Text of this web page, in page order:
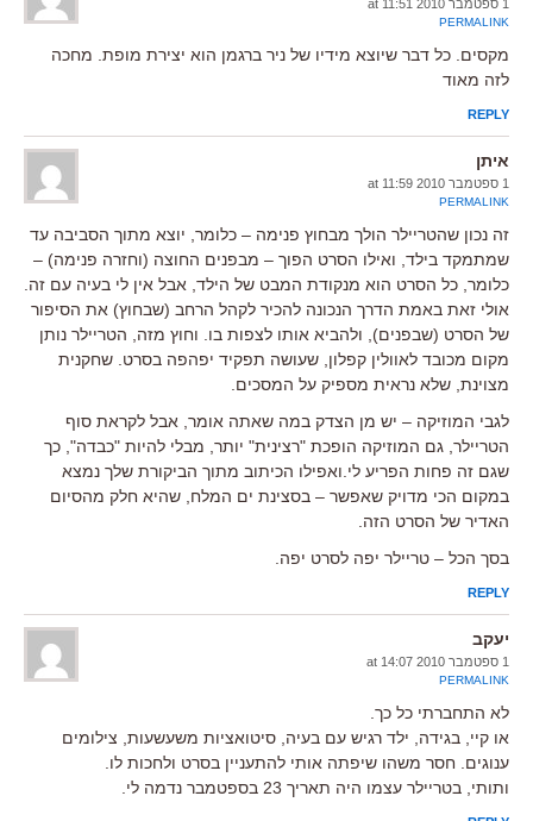
1 ספטמבר 2010 at 11:51
PERMALINK
מקסים. כל דבר שיוצא מידיו של ניר ברגמן הוא יצירת מופת. מחכה
לזה מאוד
REPLY
איתן
1 ספטמבר 2010 at 11:59
PERMALINK
זה נכון שהטריילר הולך מבחוץ פנימה – כלומר, יוצא מתוך הסביבה עד
שמתמקד בילד, ואילו הסרט הפוך – מבפנים החוצה (וחזרה פנימה) –
כלומר, כל הסרט הוא מנקודת המבט של הילד, אבל אין לי בעיה עם זה.
אולי זאת באמת הדרך הנכונה להכיר לקהל הרחב (שבחוץ) את הסיפור
של הסרט (שבפנים), ולהביא אותו לצפות בו. וחוץ מזה, הטריילר נותן
מקום מכובד לאוולין קפלון, שעושה תפקיד יפהפה בסרט. שחקנית
מצוינת, שלא נראית מספיק על המסכים.
לגבי המוזיקה – יש מן הצדק במה שאתה אומר, אבל לקראת סוף
הטריילר, גם המוזיקה הופכת "רצינית" יותר, מבלי להיות "כבדה", כך
שגם זה פחות הפריע לי.ואפילו הכיתוב מתוך הביקורת שלך נמצא
במקום הכי מדויק שאפשר – בסצינת ים המלח, שהיא חלק מהסיום
האדיר של הסרט הזה.
בסך הכל – טריילר יפה לסרט יפה.
REPLY
יעקב
1 ספטמבר 2010 at 14:07
PERMALINK
לא התחברתי כל כך.
או קיי, בגידה, ילד רגיש עם בעיה, סיטואציות משעשעות, צילומים
ענוגים. חסר משהו שיפתה אותי להתעניין בסרט ולחכות לו.
ותותי, בטריילר עצמו היה תאריך 23 בספטמבר נדמה לי.